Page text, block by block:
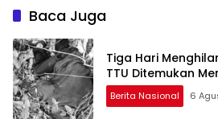
Baca Juga
Tiga Hari
TTU Ditemukan
Berita Nasional 6